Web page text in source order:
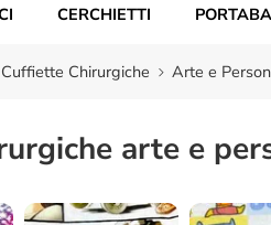
CERCHIETTI
Cuffiette Chirurgiche Arte e
arte e